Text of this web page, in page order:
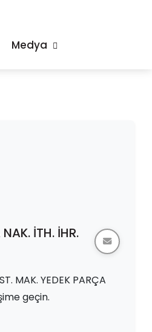
Medya
İTH. İHR.
MAK. YEDEK PARÇA
geçin.